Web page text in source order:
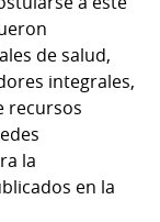
de salud,
integrales,
recursos
la
en la